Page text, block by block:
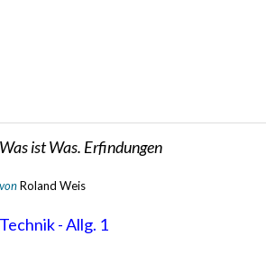
Was ist Was. Erfindungen
vonRoland Weis
Technik - Allg. 1